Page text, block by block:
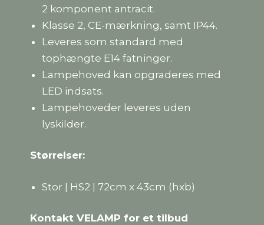
2 komponent antracit.
Klasse 2, CE-mærkning, samt IP44.
Leveres som standard med
tophængte E14 fatninger.
Lampehoved kan opgraderes med
LED indsats.
Lampehoveder leveres uden
lyskilder.
Størrelser:
Stor | HS2 | 72cm x 43cm (hxb)
Kontakt VELAMP for et tilbud